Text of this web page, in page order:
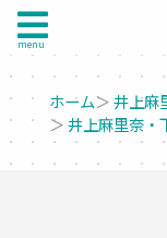
menu
ホーム＞井上麻
＞井上麻里奈・